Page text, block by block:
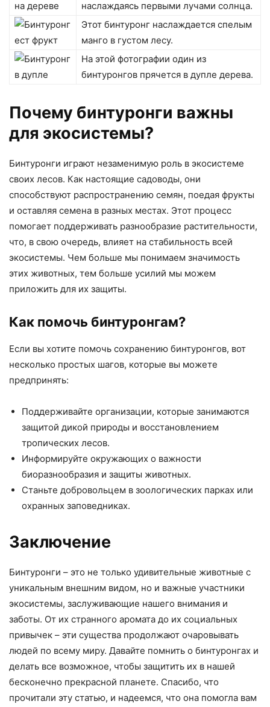
наслаждаясь первыми лучами солнца.
Этот бинтуронг наслаждается спелым
манго в густом лесу.
На этой фотографии один из
бинтуронгов прячется в дупле дерева.
Почему бинтуронги важны
для экосистемы?
Бинтуронги играют незаменимую роль в экосистеме
своих лесов. Как настоящие садоводы, они
способствуют распространению семян, поедая фрукты
и оставляя семена в разных местах. Этот процесс
помогает поддерживать разнообразие растительности,
что, в свою очередь, влияет на стабильность всей
экосистемы. Чем больше мы понимаем значимость
этих животных, тем больше усилий мы можем
приложить для их защиты.
Как помочь бинтуронгам?
Если вы хотите помочь сохранению бинтуронгов, вот
несколько простых шагов, которые вы можете
предпринять:
Поддерживайте организации, которые занимаются
защитой дикой природы и восстановлением
тропических лесов.
Информируйте окружающих о важности
биоразнообразия и защиты животных.
Станьте добровольцем в зоологических парках или
охранных заповедниках.
Заключение
Бинтуронги – это не только удивительные животные с
уникальным внешним видом, но и важные участники
экосистемы, заслуживающие нашего внимания и
заботы. От их странного аромата до их социальных
привычек – эти существа продолжают очаровывать
людей по всему миру. Давайте помнить о бинтуронгах и
делать все возможное, чтобы защитить их в нашей
бесконечно прекрасной планете. Спасибо, что
прочитали эту статью, и надеемся, что она помогла вам